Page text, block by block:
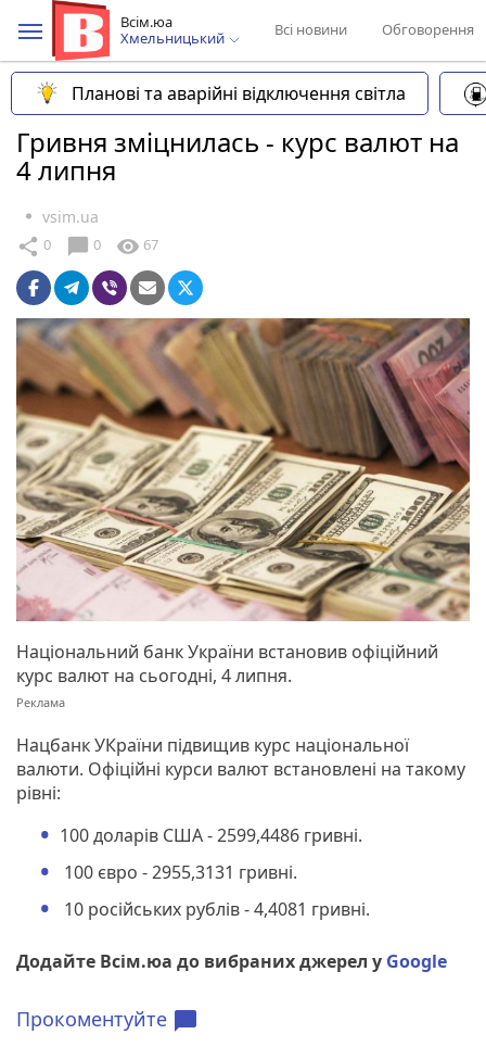
Всім.юа
Хмельницький
Всі новини Обговорення
Планові та аварійні відключення світла
Гривня зміцнилась - курс валют на
4 липня
vsim.ua
share 0 chat_bubble 0 visibility 67
Національний банк України встановив офіційний
курс валют на сьогодні, 4 липня.
Нацбанк УКраїни підвищив курс національної
валюти. Офіційні курси валют встановлені на такому
рівні:
100 доларів США - 2599,4486 гривні.
100 євро - 2955,3131 гривні.
10 російських рублів - 4,4081 гривні.
Додайте Всім.юа до вибраних джерел у Google
Прокоментуйте chat_bubble